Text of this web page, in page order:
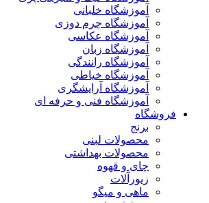
آموزشگاه خلبانی
آموزشگاه چرم دوزی
آموزشگاه عکاسی
آموزشگاه زبان
آموزشگاه رانندگی
آموزشگاه خیاطی
آموزشگاه آرایشگری
آموزشگاه فنی و حرفه ای
فروشگاه
برنج
محصولات لبنی
محصولات بهداشتی
چای و قهوه
زیورآلات
ماهی و میگو